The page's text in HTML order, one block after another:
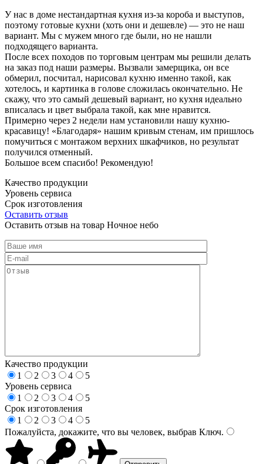
У нас в доме нестандартная кухня из-за короба и выступов,
поэтому готовые кухни (хоть они и дешевле) — это не наш
вариант. Мы с мужем много где были, но не нашли
подходящего варианта.
После всех походов по торговым центрам мы решили делать
на заказ под наши размеры. Вызвали замерщика, он все
обмерил, посчитал, нарисовал кухню именно такой, как
хотелось, и картинка в голове сложилась окончательно. Не
скажу, что это самый дешевый вариант, но кухня идеально
вписалась и цвет выбрала такой, как мне нравится.
Примерно через 2 недели нам установили нашу кухню-
красавицу! «Благодаря» нашим кривым стенам, им пришлось
помучиться с монтажом верхних шкафчиков, но результат
получился отменный.
Большое всем спасибо! Рекомендую!
Качество продукции
Уровень сервиса
Срок изготовления
Оставить отзыв
Оставить отзыв на товар Ночное небо
Качество продукции
1
2 3 4
5
Уровень сервиса
1
2 3 4
5
Срок изготовления
1
2 3 4
5
Пожалуйста, докажите, что вы человек, выбрав Ключ.